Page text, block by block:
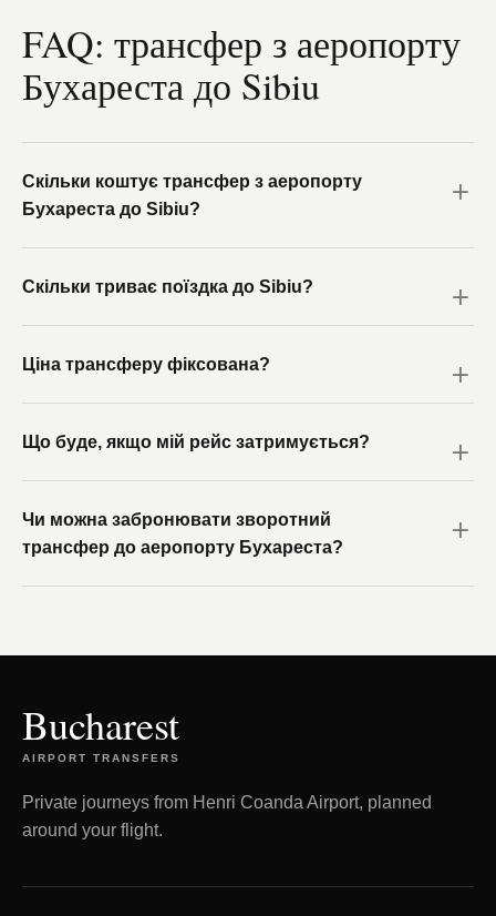
FAQ: трансфер з аеропорту
Бухареста до Sibiu
Скільки коштує трансфер з аеропорту
Бухареста до Sibiu?
Скільки триває поїздка до Sibiu?
Ціна трансферу фіксована?
Що буде, якщо мій рейс затримується?
Чи можна забронювати зворотний
трансфер до аеропорту Бухареста?
Bucharest
AIRPORT TRANSFERS
Private journeys from Henri Coanda Airport, planned
around your flight.